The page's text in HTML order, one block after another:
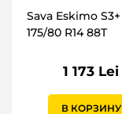
Sava Eskimo S3+
175/80 R14 88T
1 173 Lei
В КОРЗИНУ